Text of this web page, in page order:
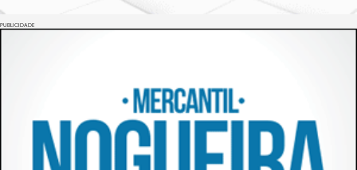
PUBLICIDADE